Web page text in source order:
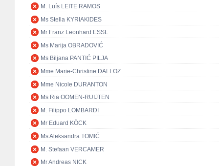
M. Luís LEITE RAMOS
Ms Stella KYRIAKIDES
Mr Franz Leonhard ESSL
Ms Marija OBRADOVIĆ
Ms Biljana PANTIĆ PILJA
Mme Marie-Christine DALLOZ
Mme Nicole DURANTON
Ms Ria OOMEN-RUIJTEN
M. Filippo LOMBARDI
Mr Eduard KÖCK
Ms Aleksandra TOMIĆ
M. Stefaan VERCAMER
Mr Andreas NICK